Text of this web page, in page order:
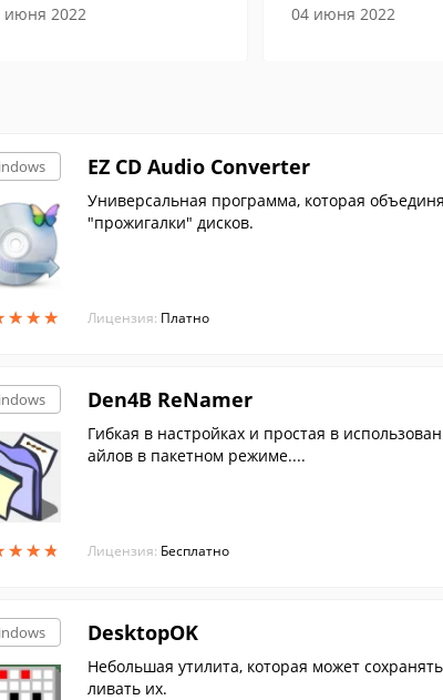
июня 2022
04 июня 2022
★★★
★★★
EZ CD Audio Converter
Универсальная программа, которая
"прожигалки" дисков.
Лицензия: Платно
★★★
★★★
Den4B ReNamer
Гибкая в настройках и простая в
айлов в пакетном режиме....
Лицензия: Бесплатно
DesktopOK
Небольшая утилита, которая может
ливать их.